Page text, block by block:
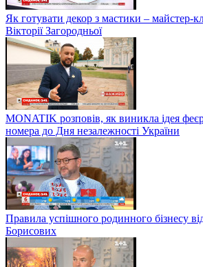
Як готувати декор з мастики – майстер-
Вікторії Загородньої
MONATIK розповів, як виникла ідея
номера до Дня незалежності України
Правила успішного родинного бізнесу
Борисових